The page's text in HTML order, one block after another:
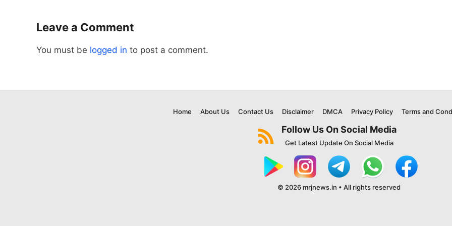
Leave a Comment
You must be logged in to post a comment.
Home About Us Contact Us Disclaimer DMCA Privacy Policy Terms and
Follow Us On Social Media
Get Latest Update On Social Media
© 2026 mrjnews.in • All rights reserved